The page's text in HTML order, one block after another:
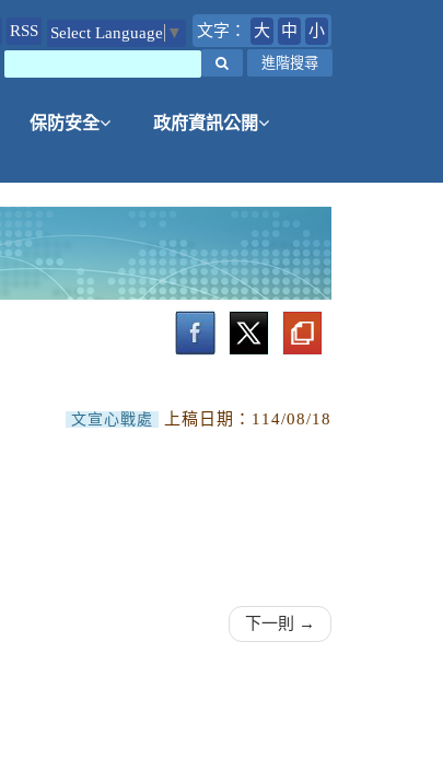
RSS Select Language ▼ 文字： 大 中
小
進階搜尋
保防安全 政府資訊公開
文宣心戰處 上稿日期： 114/08/18
下一則 →